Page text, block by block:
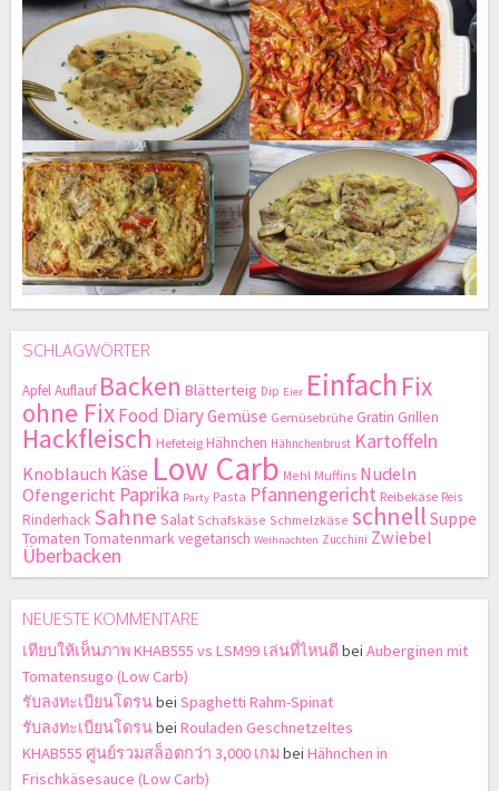
SCHLAGWÖRTER
ApfelAuflauf Backen Blätterteig Dip Eier Einfach Fix
ohne FixFood DiaryGemüse Gemüsebrühe Gratin Grillen
Hackfleisch Hefeteig Hähnchen Hähnchenbrust Kartoffeln
Knoblauch Käse Low Carb Mehl Muffins Nudeln
Ofengericht Paprika Party Pasta Pfannengericht Reibekäse Reis
Rinderhack Sahne Salat Schafskäse Schmelzkäse schnell Suppe
Tomaten Tomatenmarkvegetarisch Weihnachten Zucchini Zwiebel
Überbacken
NEUESTE KOMMENTARE
เทียบให้เห็นภาพ KHAB555 vs LSM99 เล่นที่ไหนดีbei Auberginen mit
Tomatensugo (Low Carb)
รับลงทะเบียนโดรนbei Spaghetti Rahm-Spinat
รับลงทะเบียนโดรนbei Rouladen Geschnetzeltes
KHAB555 ศูนย์รวมสล็อตกว่า 3,000 เกม bei Hähnchen in
Frischkäsesauce (Low Carb)